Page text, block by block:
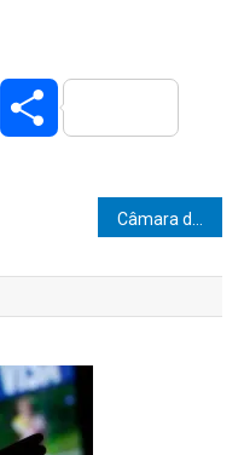
Twitter Share